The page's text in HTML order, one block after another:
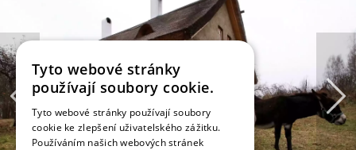
Tyto webové stránky
používají soubory cookie.
Tyto webové stránky používají soubory
cookie ke zlepšení uživatelského zážitku.
Používáním našich webových stránek